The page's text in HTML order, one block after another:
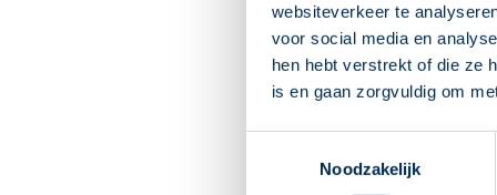
websiteverkeer te
voor social media en
hen hebt verstrekt of die ze
is en gaan zorgvuldig om
Noodzakelijk
huiduitslag.
Door verdamping van
verkoelende effect
Gebruik
U mag dit middel